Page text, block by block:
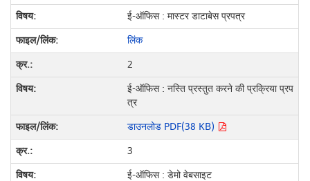
ई-ऑफिस : मास्टर डाटाबेस प्रपत्र
लिंक
2
ई-ऑफिस : नस्ति प्रस्तुत करने की प्रक्रिया प्रप
त्र
डाउनलोड PDF(38 KB)
3
ई-ऑफिस : डेमो वेबसाइट